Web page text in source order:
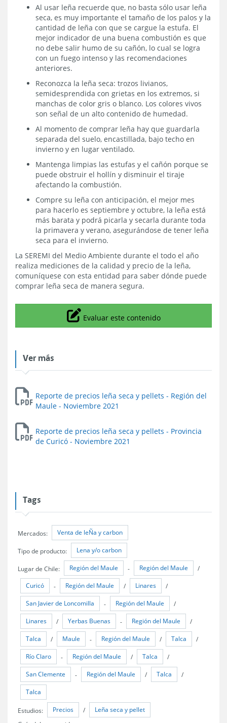
Al usar leña recuerde que, no basta sólo usar leña
seca, es muy importante el tamaño de los palos y la
cantidad de leña con que se cargue la estufa. El
mejor indicador de una buena combustión es que
no debe salir humo de su cañón, lo cual se logra
con un fuego intenso y las recomendaciones
anteriores.
Reconozca la leña seca: trozos livianos,
semidesprendida con grietas en los extremos, si
manchas de color gris o blanco. Los colores vivos
son señal de un alto contenido de humedad.
Al momento de comprar leña hay que guardarla
separada del suelo, encastillada, bajo techo en
invierno y en lugar ventilado.
Mantenga limpias las estufas y el cañón porque se
puede obstruir el hollín y disminuir el tiraje
afectando la combustión.
Compre su leña con anticipación, el mejor mes
para hacerlo es septiembre y octubre, la leña está
más barata y podrá picarla y secarla durante toda
la primavera y verano, asegurándose de tener leña
seca para el invierno.
La SEREMI del Medio Ambiente durante el todo el año
realiza mediciones de la calidad y precio de la leña,
comuníquese con esta entidad para saber dónde puede
comprar leña seca de manera segura.
Icono
Evaluar este contenido
Ver más
Reporte de precios leña seca y pellets - Región del
Maule - Noviembre 2021
Reporte de precios leña seca y pellets - Provincia
de Curicó - Noviembre 2021
Tags
Mercados: Venta de leÑa y carbon
Tipo de producto: Lena y/o carbon
Lugar de Chile: Región del Maule - Región del Maule /
Curicó - Región del Maule / Linares /
San Javier de Loncomilla - Región del Maule /
Linares / Yerbas Buenas - Región del Maule /
Talca / Maule - Región del Maule / Talca /
Río Claro - Región del Maule / Talca /
San Clemente - Región del Maule / Talca /
Talca
Estudios: Precios / Leña seca y pellet